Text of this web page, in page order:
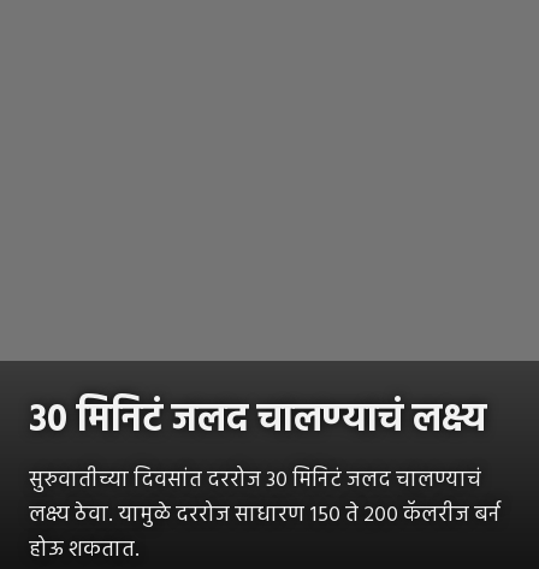
३० मिनिटं जलद चालण्याचं लक्ष्य
सुरुवातीच्या दिवसांत दररोज ३० मिनिटं जलद चालण्याचं
लक्ष्य ठेवा. यामुळे दररोज साधारण १५० ते २०० कॅलरीज बर्न
होऊ शकतात.